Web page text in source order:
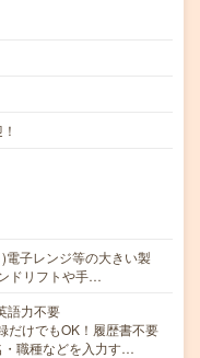
電子レンジ等の大きい製
ドリフトや手…
語力不要
けでもOK！履歴書不要
職種などを入力す…